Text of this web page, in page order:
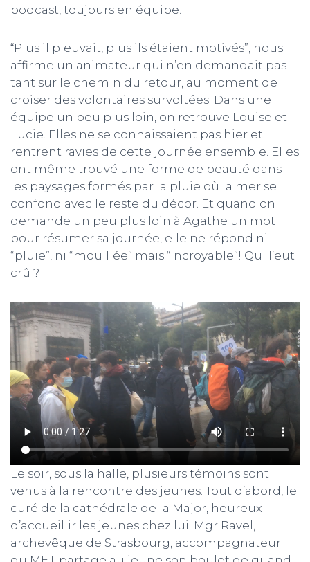
podcast, toujours en équipe.
“Plus il pleuvait, plus ils étaient motivés”, nous
affirme un animateur qui n’en demandait pas
tant sur le chemin du retour, au moment de
croiser des volontaires survoltées. Dans une
équipe un peu plus loin, on retrouve Louise et
Lucie. Elles ne se connaissaient pas hier et
rentrent ravies de cette journée ensemble. Elles
ont même trouvé une forme de beauté dans
les paysages formés par la pluie où la mer se
confond avec le reste du décor. Et quand on
demande un peu plus loin à Agathe un mot
pour résumer sa journée, elle ne répond ni
“pluie”, ni “mouillée” mais “incroyable”! Qui l’eut
crû ?
Le soir, sous la halle, plusieurs témoins sont
venus à la rencontre des jeunes. Tout d’abord, le
curé de la cathédrale de la Major, heureux
d’accueillir les jeunes chez lui. Mgr Ravel,
archevêque de Strasbourg, accompagnateur